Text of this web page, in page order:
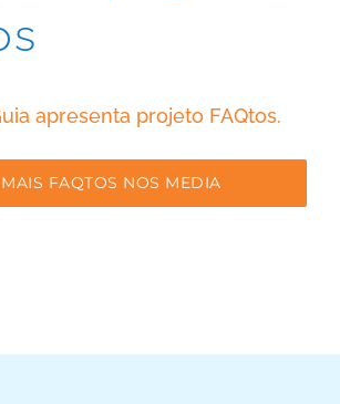
apresenta projeto FAQtos.
FAQTOS NOS MEDIA